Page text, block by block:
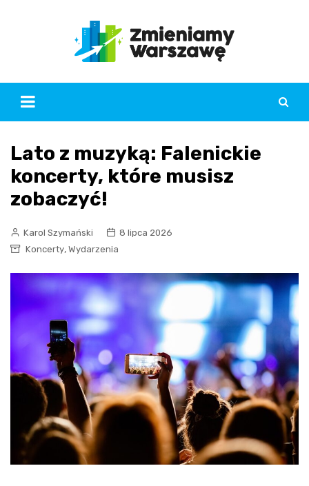
Lato z muzyką: Falenickie
koncerty, które musisz
zobaczyć!
Karol Szymański
8 lipca 2026
Koncerty, Wydarzenia